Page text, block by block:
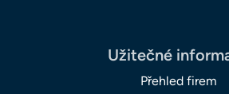
Užitečné
Přehled firem